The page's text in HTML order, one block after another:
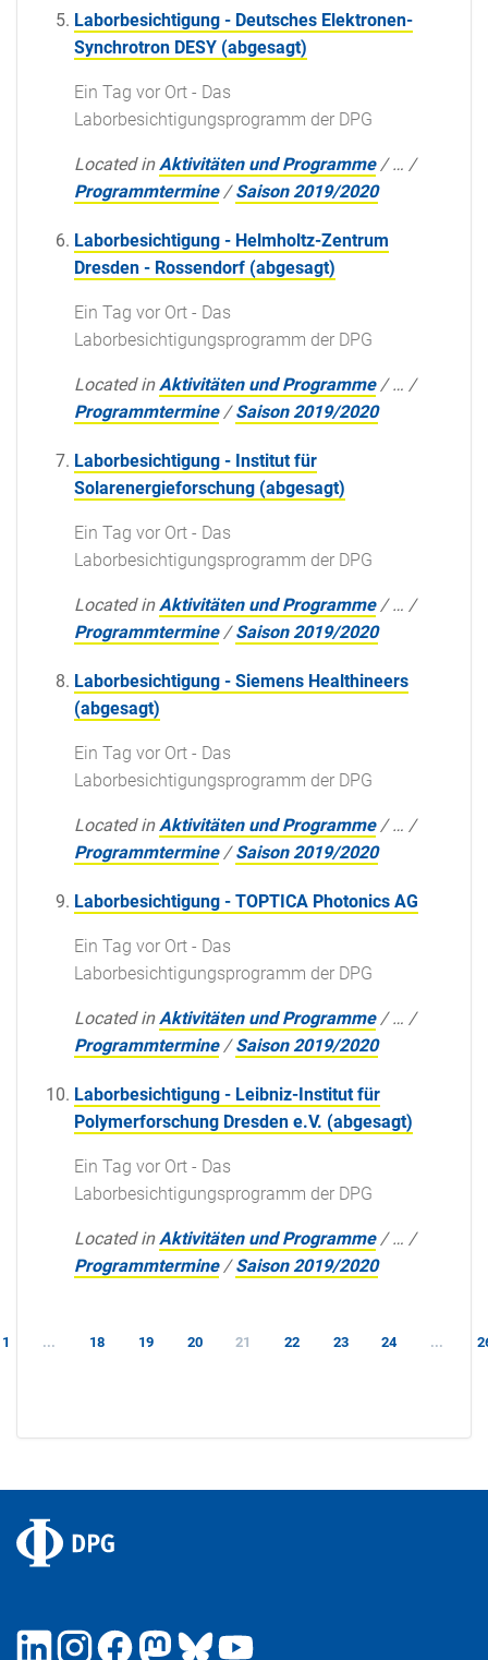
Laborbesichtigung - Deutsches Elektronen-
Synchrotron DESY (abgesagt)
Ein Tag vor Ort - Das
Laborbesichtigungsprogramm der DPG
Located in Aktivitäten und Programme /… /
Programmtermine /Saison 2019/2020
Laborbesichtigung - Helmholtz-Zentrum
Dresden - Rossendorf (abgesagt)
Ein Tag vor Ort - Das
Laborbesichtigungsprogramm der DPG
Located in Aktivitäten und Programme /… /
Programmtermine /Saison 2019/2020
Laborbesichtigung - Institut für
Solarenergieforschung (abgesagt)
Ein Tag vor Ort - Das
Laborbesichtigungsprogramm der DPG
Located in Aktivitäten und Programme /… /
Programmtermine /Saison 2019/2020
Laborbesichtigung - Siemens Healthineers
(abgesagt)
Ein Tag vor Ort - Das
Laborbesichtigungsprogramm der DPG
Located in Aktivitäten und Programme /… /
Programmtermine /Saison 2019/2020
Laborbesichtigung - TOPTICA Photonics AG
Ein Tag vor Ort - Das
Laborbesichtigungsprogramm der DPG
Located in Aktivitäten und Programme /… /
Programmtermine /Saison 2019/2020
Laborbesichtigung - Leibniz-Institut für
Polymerforschung Dresden e.V. (abgesagt)
Ein Tag vor Ort - Das
Laborbesichtigungsprogramm der DPG
Located in Aktivitäten und Programme /… /
Programmtermine /Saison 2019/2020
1 ... 18 19 20 21 22 23 24 ...